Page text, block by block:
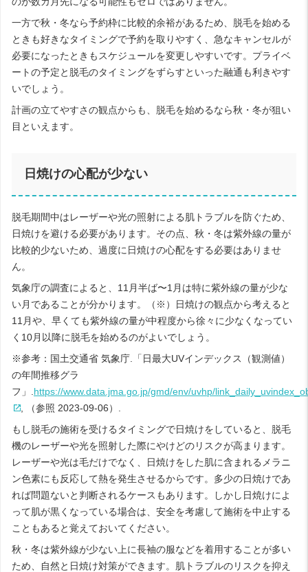
一方で秋・冬なら予約枠に比較的余裕があるため、脱毛を始める
ときも好きなタイミングで予約を取りやすく、急なキャンセルが
必要になったときもスケジュールを変更しやすいです。プライベ
ートの予定と脱毛のタイミングをずらすといった融通も利きやす
いでしょう。
計画の立てやすさの観点からも、脱毛を始めるなら秋・冬が狙い
目といえます。
日焼けの心配が少ない
脱毛期間中はレーザーや光の照射による肌トラブルを防ぐため、
日焼けを避ける必要があります。その点、秋・冬は紫外線の量が
比較的少ないため、過度に日焼けの心配をする必要はありませ
ん。
気象庁の調査によると、11月半ば〜1月は特に紫外線の量が少な
い月であることが分かります。（※）日焼けの観点から考えると
11月や、早くても紫外線の量が中程度から徐々に少なくなってい
く10月以降に脱毛を始めるのがよいでしょう。
※参考：国土交通省 気象庁.「日最大UVインデックス（観測値）
の年間推移グラ
フ」. https://www.data.jma.go.jp/gmd/env/uvhp/
, （参照 2023-09-06）.
もし脱毛の施術を受けるタイミングで日焼けをしていると、脱毛
機のレーザーや光を照射した際にやけどのリスクが高まります。
レーザーや光は毛だけでなく、日焼けをした肌に含まれるメラニ
ン色素にも反応して熱を発生させるからです。多少の日焼けであ
れば問題ないと判断されるケースもあります。しかし日焼けによ
って肌が黒くなっている場合は、安全を考慮して施術を中止する
こともあると覚えておいてください。
秋・冬は紫外線が少ない上に長袖の服などを着用することが多い
ため、自然と日焼け対策ができます。肌トラブルのリスクを抑え